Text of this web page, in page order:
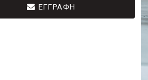
ΕΓΓΡΑΦΗ